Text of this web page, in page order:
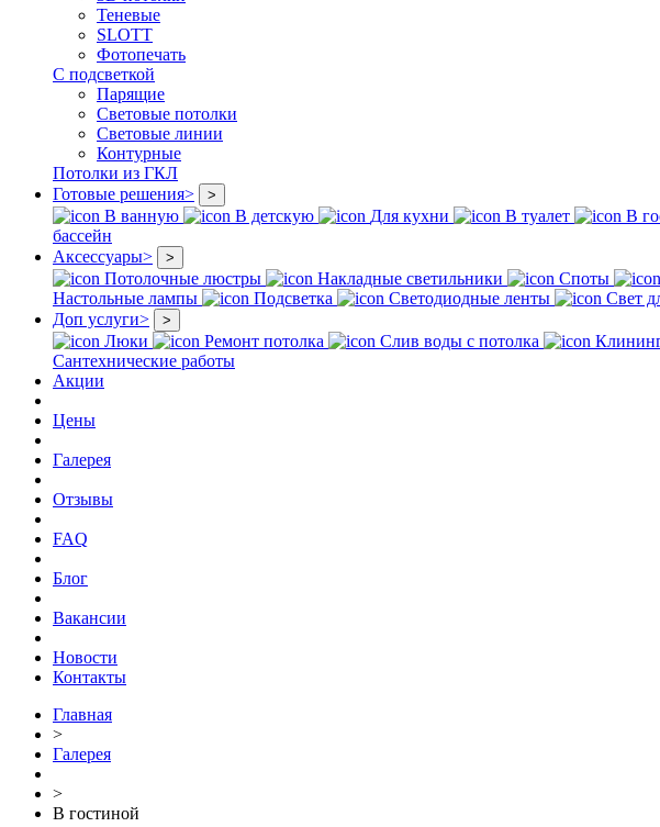
Теневые
SLOTT
Фотопечать
С подсветкой
Парящие
Световые потолки
Световые линии
Контурные
Потолки из ГКЛ
Готовые решения> >
В ванную В детскую Для кухни В туалет В
бассейн
Аксессуары> >
Потолочные люстры Накладные светильники Споты
Настольные лампы
Подсветка Светодиодные ленты Свет
Доп услуги> >
Люки Ремонт потолка Слив воды с потолка
Сантехнические работы
Акции
Цены
Галерея
Отзывы
FAQ
Блог
Вакансии
Новости
Контакты
Главная
>
Галерея
>
В гостиной